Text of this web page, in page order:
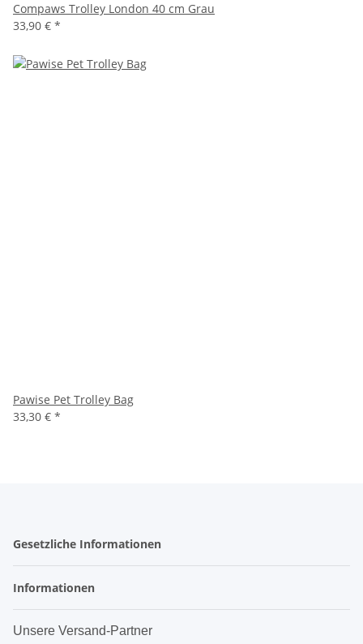
Compaws Trolley London 40 cm Grau
33,90 € *
Pawise Pet Trolley Bag
33,30 € *
Gesetzliche Informationen
Informationen
Unsere Versand-Partner